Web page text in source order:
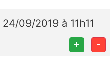
09/2019 à 11h11
+ -